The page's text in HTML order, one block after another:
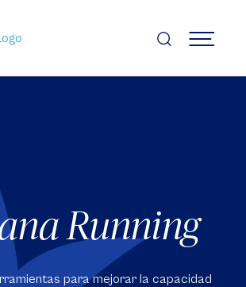
MENÚ
Running
para mejorar la capacidad